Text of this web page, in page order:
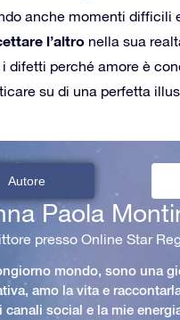
anche momenti difficili
l’altro nella sua
difetti perché amore è
su di una perfetta
Autore
Paola
presso Online Star
mondo, sono una
amo la vita e
canali social e la mie